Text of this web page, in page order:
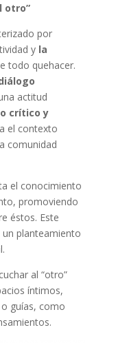
otro”
por
y la
todo quehacer.
actitud
crítico y
el contexto
comunidad
el conocimiento
promoviendo
éstos. Este
planteamiento
al “otro”
íntimos,
guías, como